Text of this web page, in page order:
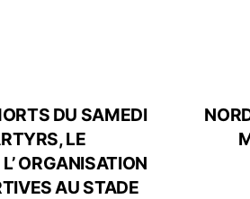
DU SAMEDI
LE
ORGANISATION
AU STADE